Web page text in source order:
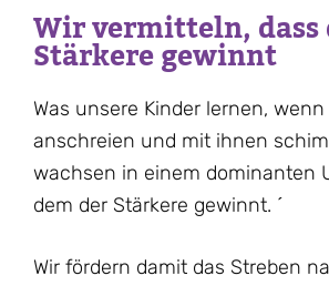
Wir vermitteln, dass
Stärkere gewinnt
Was unsere Kinder lernen,
anschreien und mit ihnen
wachsen in einem dominanten
dem der Stärkere gewinnt. ´
Wir fördern damit das Streben